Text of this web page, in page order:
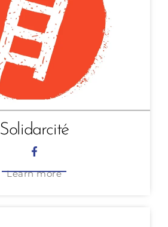
Solidarcité
Learn more